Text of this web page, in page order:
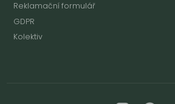
Reklamační formulář
GDPR
Kolektiv